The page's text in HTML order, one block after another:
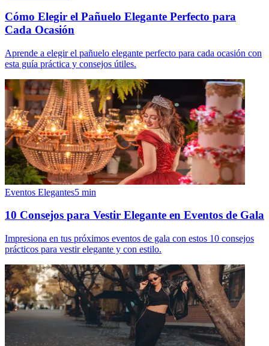
Cómo Elegir el Pañuelo Elegante Perfecto para
Cada Ocasión
Aprende a elegir el pañuelo elegante perfecto para cada ocasión con
esta guía práctica y consejos útiles.
Eventos Elegantes5 min
10 Consejos para Vestir Elegante en Eventos de Gala
Impresiona en tus próximos eventos de gala con estos 10 consejos
prácticos para vestir elegante y con estilo.